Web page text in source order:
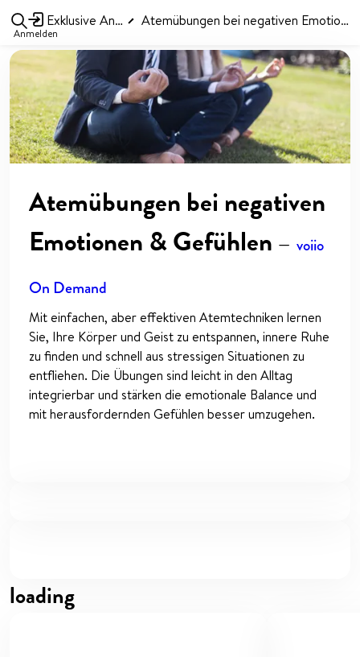
Anmelden
Exklusive Angebote Atemübungen bei negativen Emotionen & Gefühlen
Atemübungen bei negativen
Emotionen & Gefühlen — voiio
On Demand
Mit einfachen, aber effektiven Atemtechniken lernen
Sie, Ihre Körper und Geist zu entspannen, innere Ruhe
zu finden und schnell aus stressigen Situationen zu
entfliehen. Die Übungen sind leicht in den Alltag
integrierbar und stärken die emotionale Balance und
mit herausfordernden Gefühlen besser umzugehen.
loading